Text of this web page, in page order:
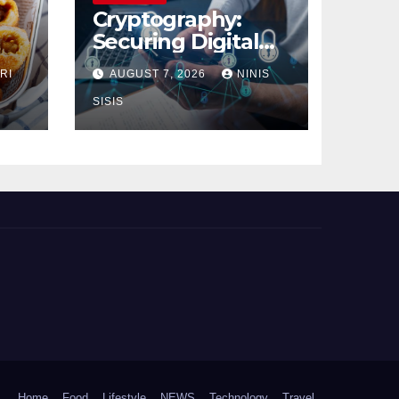
Cryptography:
Securing Digital
Communication
AUGUST 7, 2026 NINIS
SISIS